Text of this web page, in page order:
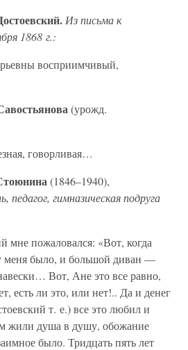
Из письма к
1868 г.:
восприимчивый,
(урожд.
говорливая…
(1846–1940),
педагог, гимназическая подруга
мне пожаловался: «Вот, когда
меня было, и большой диван —
Вот, Ане это все равно,
есть ли это, или нет!.. Да и денег
т. е.) все это любил и
жили душа в душу, обожание
было. Тридцать пять лет